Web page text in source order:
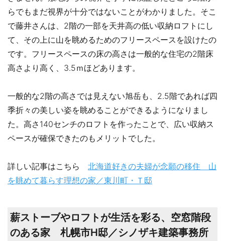
らでもまだ視界が十分ではないことがわかりました。そこ
で藤井さんは、2階の一部を天井高の低い収納ロフトにし
て、その上に山を眺めるためのフリースペースを設けたの
です。フリースペースの床の高さは一般的な住宅の2階床
高さより高く、3.5ｍほどあります。
一般的な2階の高さでは見えない旭岳も、2.5階であれば四
季折々の美しい姿を眺めることができるようになりまし
た。高さ140センチのロフトを作ったことで、広い収納ス
ペースが確保できたのもメリットでした。
詳しい記事はこちら 北海道好きの夫婦が念願の移住 山
を眺めて暮らす理想の家／東川町・Ｔ邸
薪ストーブやロフトが生活を彩る、空窓階段
のある家 札幌市H邸／シノザキ建築事務所